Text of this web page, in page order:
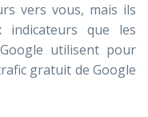
vers vous, mais ils
indicateurs que les
utilisent pour
gratuit de Google